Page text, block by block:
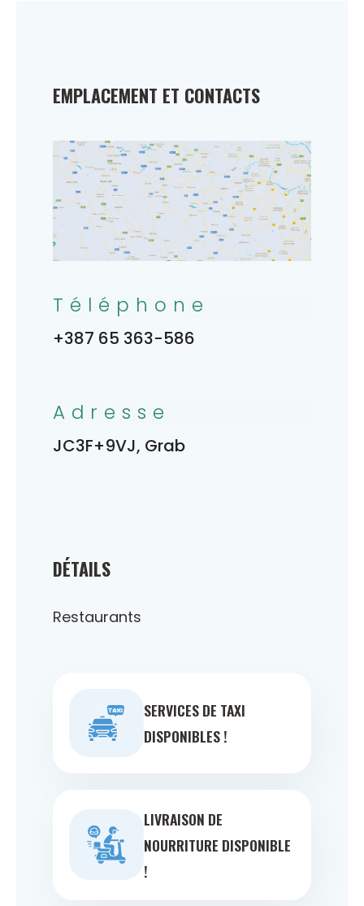
DÉTAILS
Restaurants
SERVICES DE TAXI
DISPONIBLES !
LIVRAISON DE
NOURRITURE DISPONIBLE
!
EMPLACEMENT ET CONTACTS
Téléphone
+387 65 363-586
Adresse
JC3F+9VJ, Grab